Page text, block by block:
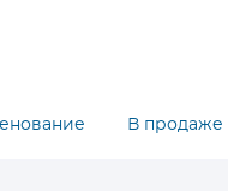
В продаже